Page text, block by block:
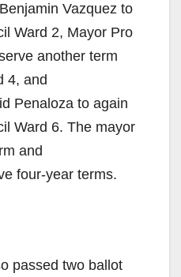
Vazquez to
Ward 2, Mayor Pro
another term
4, and
Penaloza to again
Ward 6. The mayor
and
four-year terms.
passed two ballot